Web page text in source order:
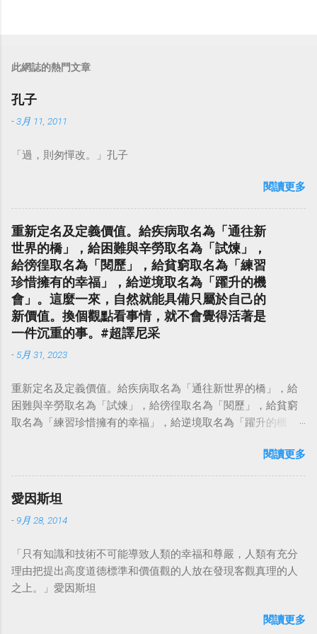
此網誌的熱門文章
孔子
-3月 11, 2011
「過，則匆憚改。」孔子
閱讀更多
重新定名及定義價值。給疾病取名為「通往新
世界的橋」，給困難與辛勞取名為「試煉」，
給徬徨取名為「閱歷」，給貧窮取名為「練習
珍惜擁有的幸福」，給逆境取名為「躍升的機
會」。這麼一來，自然就能具備只屬於自己的
新價值。換個觀點看事情，就不會覺得活著是
一件沉重的事。#超譯尼采
- 5月 31, 2023
重新定名及定義價值。給疾病取名為「通往新世界的橋」，給
困難與辛勞取名為「試煉」，給徬徨取名為「閱歷」，給貧窮
取名為「練習珍惜擁有的幸福」，給逆境取名為「躍升的機
點看事情，就不會覺得活著是一件沉重的事。#超譯尼采 — 中
華名言 - Chinese Quotes (@chinese_quotes) May 23, 2023
閱讀更多
愛因斯坦
- 9月 28, 2014
「只有知識和技術不可能導致人類的幸福和尊嚴，人類有充分
理由把提出高度道德標準和價值觀的人放在發現客觀真理的人
之上。」愛因斯坦
閱讀更多